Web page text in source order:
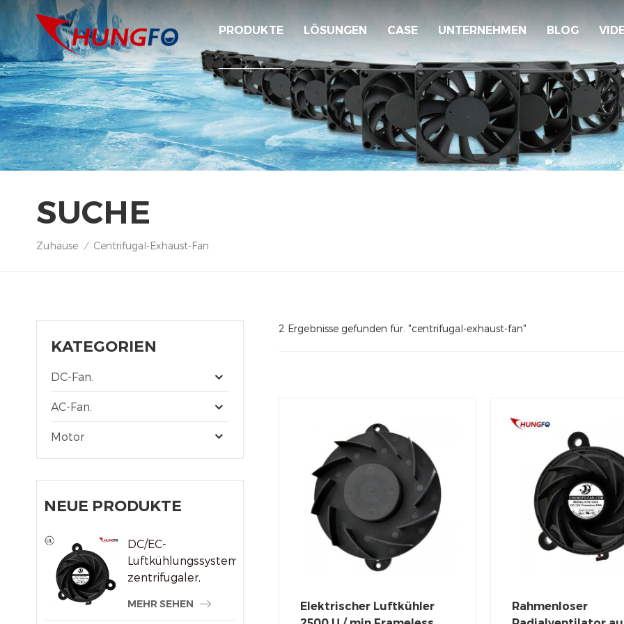
PRODUKTE LÖSUNGEN CASE UNTERNEHMEN BLOG
SUCHE
Zuhause / Centrifugal-Exhaust-Fan
KATEGORIEN
DC-Fan.
AC-Fan.
Motor
NEUE PRODUKTE
DC/EC-
Luftkühlungssystem,
zentrifugaler,
Kühlerlüfter
MEHR SEHEN
2 Ergebnisse gefunden für. "centrifugal-exhaust-fan"
Elektrischer Luftkühler
Rahmenloser